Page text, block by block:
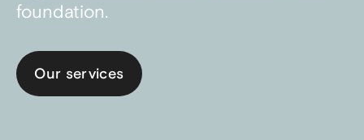
foundation.
Our services